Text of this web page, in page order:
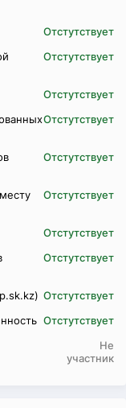
Отстутствует
Отстутствует
Отстутствует
Отстутствует
Отстутствует
Отстутствует
Отстутствует
Отстутствует
Отстутствует
Отстутствует
Не
участник